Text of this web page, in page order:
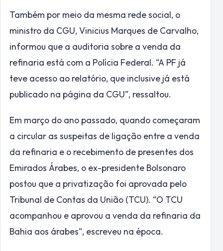
Também por meio da mesma rede social, o
ministro da CGU, Vinicius Marques de Carvalho,
informou que a auditoria sobre a venda da
refinaria está com a Polícia Federal. “A PF já
teve acesso ao relatório, que inclusive já está
publicado na página da CGU”, ressaltou.
Em março do ano passado, quando começaram
a circular as suspeitas de ligação entre a venda
da refinaria e o recebimento de presentes dos
Emirados Árabes, o ex-presidente Bolsonaro
postou que a privatização foi aprovada pelo
Tribunal de Contas da União (TCU). “O TCU
acompanhou e aprovou a venda da refinaria da
Bahia aos árabes”, escreveu na época.